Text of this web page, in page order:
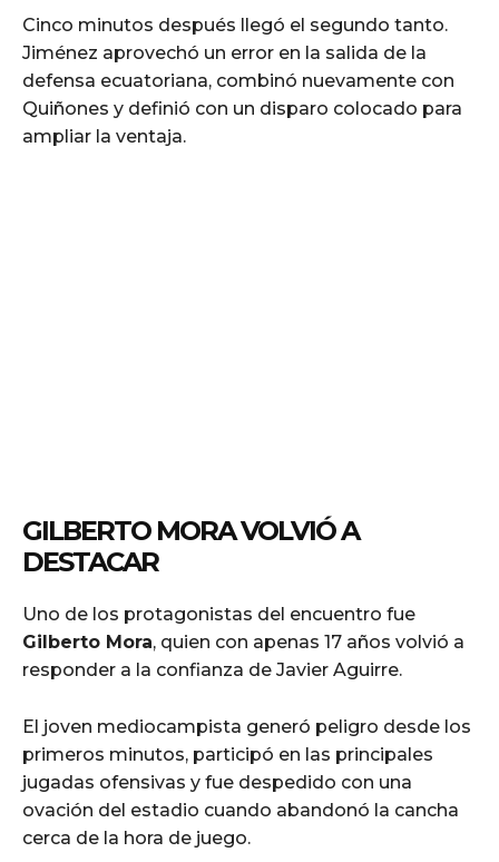
Cinco minutos después llegó el segundo tanto.
Jiménez aprovechó un error en la salida de la
defensa ecuatoriana, combinó nuevamente con
Quiñones y definió con un disparo colocado para
ampliar la ventaja.
GILBERTO MORA VOLVIÓ A
DESTACAR
Uno de los protagonistas del encuentro fue
Gilberto Mora, quien con apenas 17 años volvió a
responder a la confianza de Javier Aguirre.
El joven mediocampista generó peligro desde los
primeros minutos, participó en las principales
jugadas ofensivas y fue despedido con una
ovación del estadio cuando abandonó la cancha
cerca de la hora de juego.